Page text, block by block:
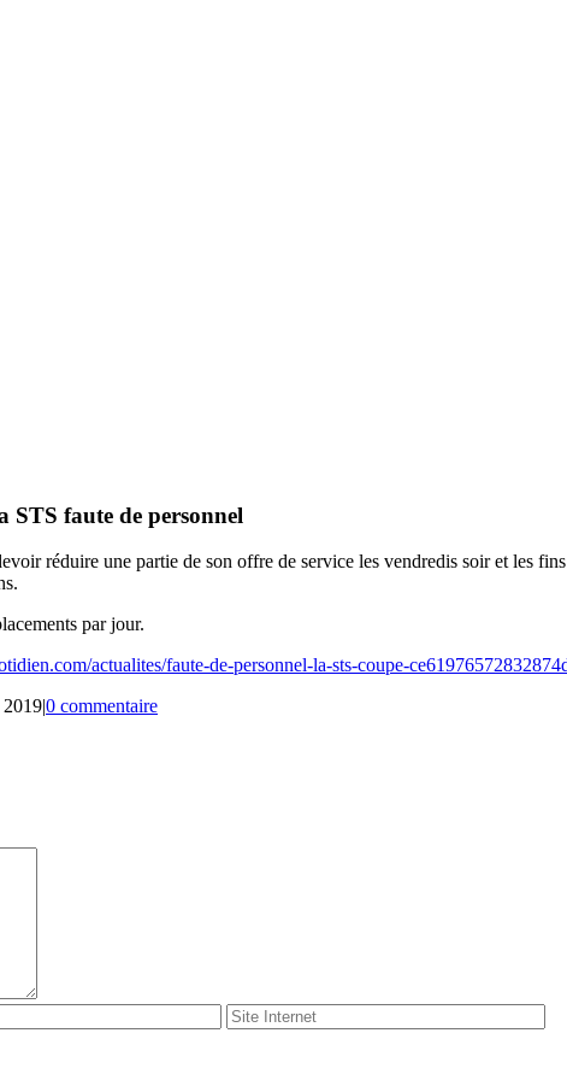
STS faute de personnel
réduire une partie de son offre de service les vendredis soir et les
par jour.
actualites/faute-de-personnel-la-sts-coupe-
2019|0 commentaire